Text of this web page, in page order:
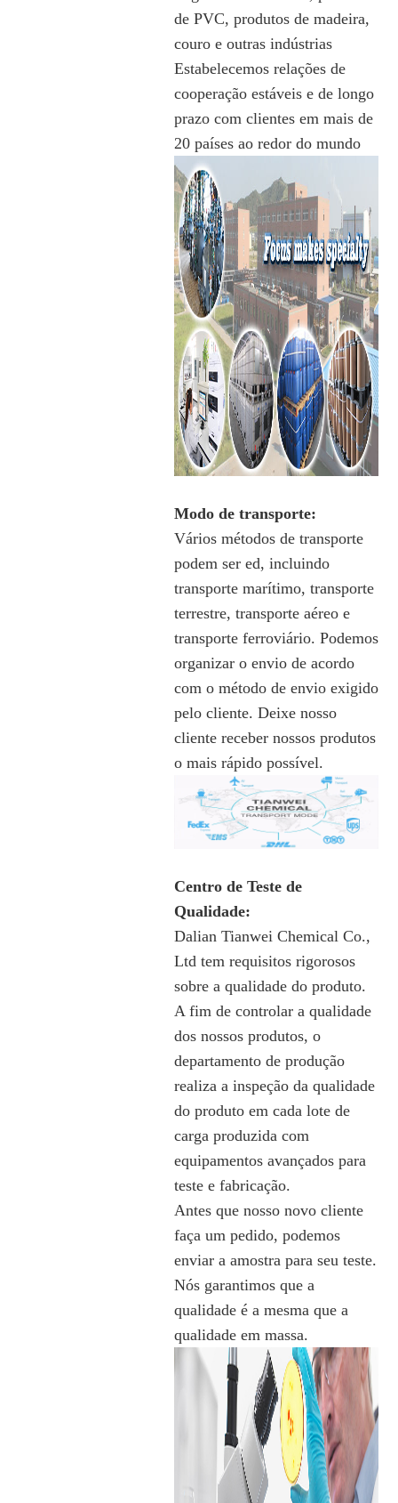
de PVC, produtos de madeira,
couro e outras indústrias
Estabelecemos relações de
cooperação estáveis ​​e de longo
prazo com clientes em mais de
20 países ao redor do mundo
Modo de transporte:
Vários métodos de transporte
podem ser ed, incluindo
transporte marítimo, transporte
terrestre, transporte aéreo e
transporte ferroviário. Podemos
organizar o envio de acordo
com o método de envio exigido
pelo cliente. Deixe nosso
cliente receber nossos produtos
o mais rápido possível.
Centro de Teste de
Qualidade:
Dalian Tianwei Chemical Co.,
Ltd tem requisitos rigorosos
sobre a qualidade do produto.
A fim de controlar a qualidade
dos nossos produtos, o
departamento de produção
realiza a inspeção da qualidade
do produto em cada lote de
carga produzida com
equipamentos avançados para
teste e fabricação.
Antes que nosso novo cliente
faça um pedido, podemos
enviar a amostra para seu teste.
Nós garantimos que a
qualidade é a mesma que a
qualidade em massa.